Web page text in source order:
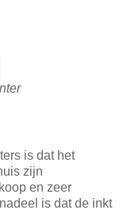
is dat het
zijn
en zeer
is dat de inkt